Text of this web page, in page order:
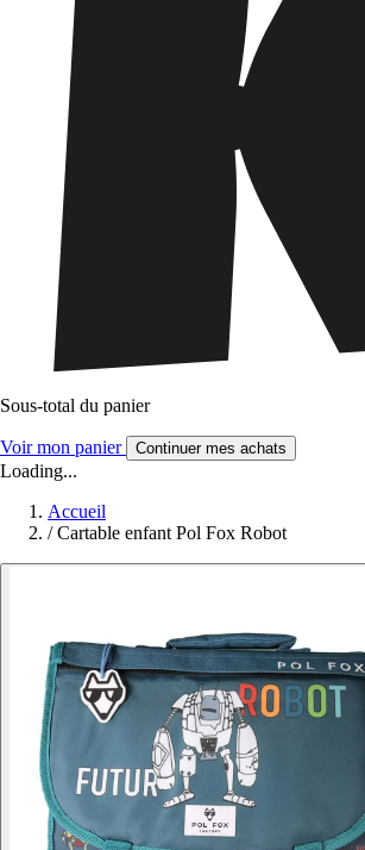
Sous-total du panier
Voir mon panier Continuer mes achats
Loading...
Accueil
/ Cartable enfant Pol Fox Robot